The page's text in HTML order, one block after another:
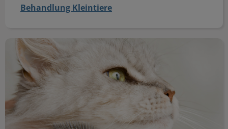
Behandlung Kleintiere
Medizinische Fellpflege